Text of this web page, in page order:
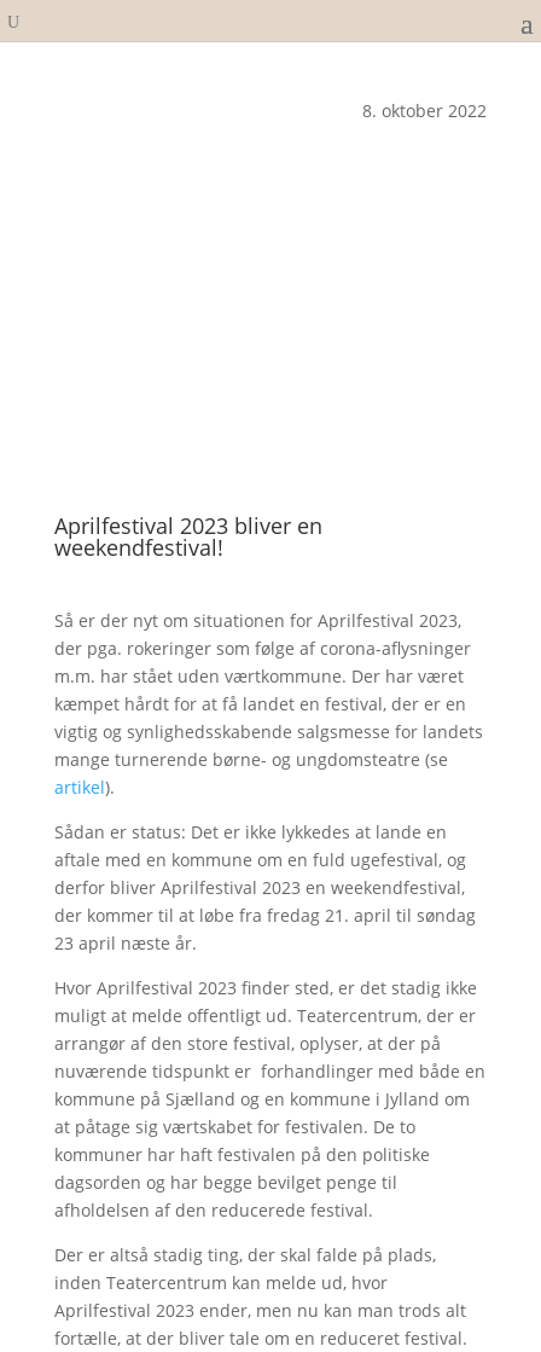
8. oktober 2022
Aprilfestival 2023 bliver en
weekendfestival!
Så er der nyt om situationen for Aprilfestival 2023,
der pga. rokeringer som følge af corona-aflysninger
m.m. har stået uden værtkommune. Der har været
kæmpet hårdt for at få landet en festival, der er en
vigtig og synlighedsskabende salgsmesse for landets
mange turnerende børne- og ungdomsteatre (se
artikel).
Sådan er status: Det er ikke lykkedes at lande en
aftale med en kommune om en fuld ugefestival, og
derfor bliver Aprilfestival 2023 en weekendfestival,
der kommer til at løbe fra fredag 21. april til søndag
23 april næste år.
Hvor Aprilfestival 2023 finder sted, er det stadig ikke
muligt at melde offentligt ud. Teatercentrum, der er
arrangør af den store festival, oplyser, at der på
nuværende tidspunkt er forhandlinger med både en
kommune på Sjælland og en kommune i Jylland om
at påtage sig værtskabet for festivalen. De to
kommuner har haft festivalen på den politiske
dagsorden og har begge bevilget penge til
afholdelsen af den reducerede festival.
Der er altså stadig ting, der skal falde på plads,
inden Teatercentrum kan melde ud, hvor
Aprilfestival 2023 ender, men nu kan man trods alt
fortælle, at der bliver tale om en reduceret festival.